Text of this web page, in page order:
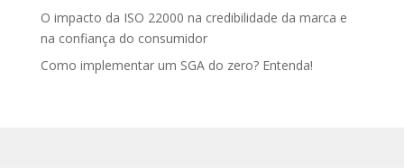
O impacto da ISO 22000 na credibilidade da marca e
na confiança do consumidor
Como implementar um SGA do zero? Entenda!